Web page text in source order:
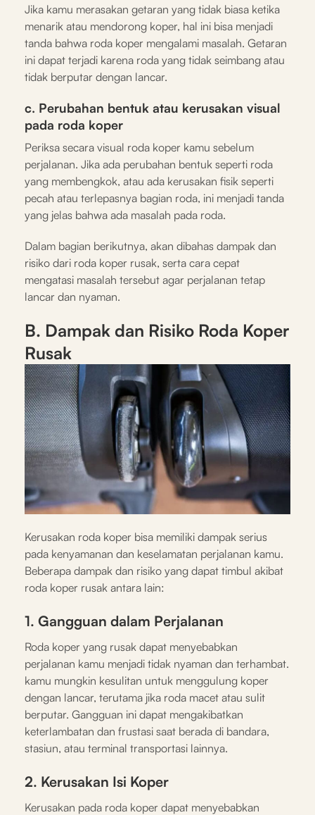
Jika kamu merasakan getaran yang tidak biasa ketika
menarik atau mendorong koper, hal ini bisa menjadi
tanda bahwa roda koper mengalami masalah. Getaran
ini dapat terjadi karena roda yang tidak seimbang atau
tidak berputar dengan lancar.
c. Perubahan bentuk atau kerusakan visual
pada roda koper
Periksa secara visual roda koper kamu sebelum
perjalanan. Jika ada perubahan bentuk seperti roda
yang membengkok, atau ada kerusakan fisik seperti
pecah atau terlepasnya bagian roda, ini menjadi tanda
yang jelas bahwa ada masalah pada roda.
Dalam bagian berikutnya, akan dibahas dampak dan
risiko dari roda koper rusak, serta cara cepat
mengatasi masalah tersebut agar perjalanan tetap
lancar dan nyaman.
B. Dampak dan Risiko Roda Koper
Rusak
Kerusakan roda koper bisa memiliki dampak serius
pada kenyamanan dan keselamatan perjalanan kamu.
Beberapa dampak dan risiko yang dapat timbul akibat
roda koper rusak antara lain:
1. Gangguan dalam Perjalanan
Roda koper yang rusak dapat menyebabkan
perjalanan kamu menjadi tidak nyaman dan terhambat.
kamu mungkin kesulitan untuk menggulung koper
dengan lancar, terutama jika roda macet atau sulit
berputar. Gangguan ini dapat mengakibatkan
keterlambatan dan frustasi saat berada di bandara,
stasiun, atau terminal transportasi lainnya.
2. Kerusakan Isi Koper
Kerusakan pada roda koper dapat menyebabkan